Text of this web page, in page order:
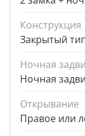
Конструкция
Закрытый
Ночная
Ночная
Открывание
Правое или